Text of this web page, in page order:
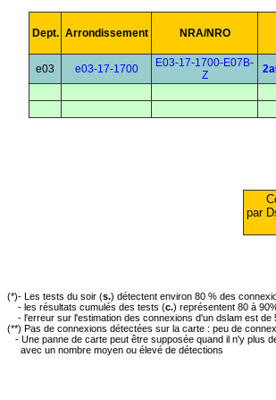
Dept. Arrondissement NRA/NRO
e03 e03-17-1700
E03-17-1700-E07B-
Z
par
(*)- Les tests du soir (s.) détectent environ 80 % des
- les résultats cumulés des tests (c.) représentent 80 à
- l'erreur sur l'estimation des connexions d'un dslam est de
(**) Pas de connexions détectées sur la carte : peu de
- Une panne de carte peut être supposée quand il n'y plus
avec un nombre moyen ou élevé de détections